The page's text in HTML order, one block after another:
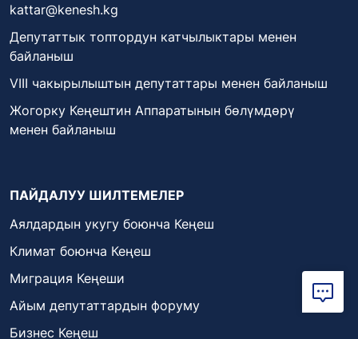
kattar@kenesh.kg
Депутаттык топтордун катчылыктары менен
байланыш
VIII чакырылыштын депутаттары менен байланыш
Жогорку Кеңештин Аппаратынын бөлүмдөрү
менен байланыш
ПАЙДАЛУУ ШИЛТЕМЕЛЕР
Аялдардын укугу боюнча Кеңеш
Климат боюнча Кеңеш
Миграция Кеңеши
Айым депутаттардын форуму
Бизнес Кеңеш